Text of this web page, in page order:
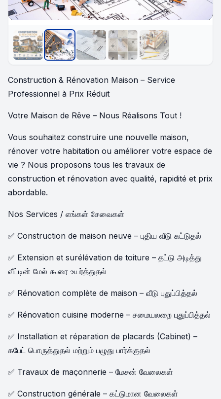
Construction & Rénovation Maison – Service
Professionnel à Prix Réduit
Votre Maison de Rêve – Nous Réalisons Tout !
Vous souhaitez construire une nouvelle maison,
rénover votre habitation ou améliorer votre espace de
vie ? Nous proposons tous les travaux de
construction et rénovation avec qualité, rapidité et prix
abordable.
Nos Services / எங்கள் சேவைகள்
✅ Construction de maison neuve – புதிய வீடு கட்டுதல்
✅ Extension et surélévation de toiture – தட்டு அடித்து
வீட்டின் மேல் கூரை உயர்த்துதல்
✅ Rénovation complète de maison – வீடு புதுப்பித்தல்
✅ Rénovation cuisine moderne – சமையலறை புதுப்பித்தல்
✅ Installation et réparation de placards (Cabinet) –
கபேட் பொருத்துதல் மற்றும் பழுது பார்க்குதல்
✅ Travaux de maçonnerie – மேசன் வேலைகள்
✅ Construction générale – கட்டுமான வேலைகள்